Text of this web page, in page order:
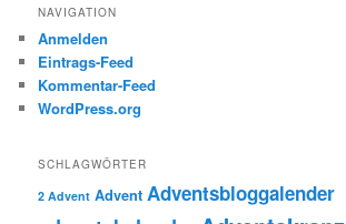
NAVIGATION
Anmelden
Eintrags-Feed
Kommentar-Feed
WordPress.org
SCHLAGWÖRTER
2 Advent Advent Adventsbloggalender